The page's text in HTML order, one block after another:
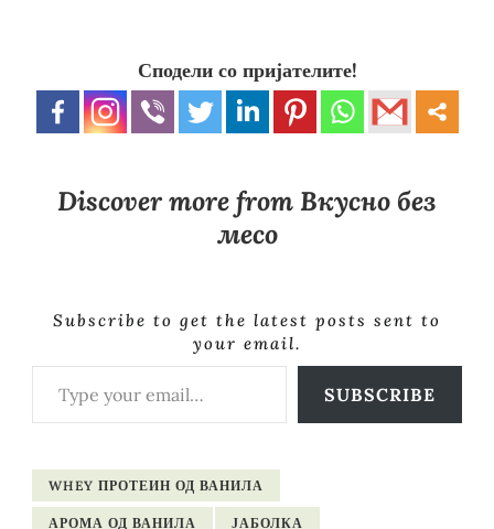
Сподели со пријателите!
Discover more from Вкусно без
месо
Subscribe to get the latest posts sent to
your email.
Type your email…
SUBSCRIBE
WHEY ПРОТЕИН ОД ВАНИЛА
АРОМА ОД ВАНИЛА ЈАБОЛКА